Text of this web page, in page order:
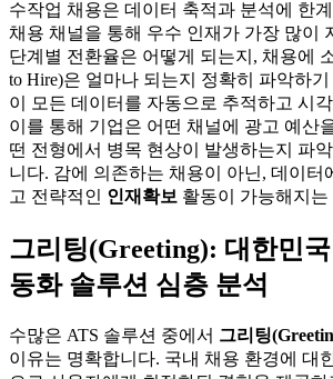
수작업 채용은 데이터 축적과 분석에 한
채용 채널을 통해 우수 인재가 가장 많이
단계별 전환율은 어떻게 되는지, 채용에
to Hire)은 얼마나 되는지 정확히 파악하
이 모든 데이터를 자동으로 추적하고 시
이를 통해 기업은 어떤 채널에 광고 예산
떤 전형에서 병목 현상이 발생하는지 파
니다. 감에 의존하는 채용이 아닌, 데이터
고 전략적인 인재확보 활동이 가능해지는
그리팅(Greeting): 대한민
동화 솔루션 심층 분석
수많은 ATS 솔루션 중에서 그리팅
이유는 명확합니다. 국내 채용 환경에 대